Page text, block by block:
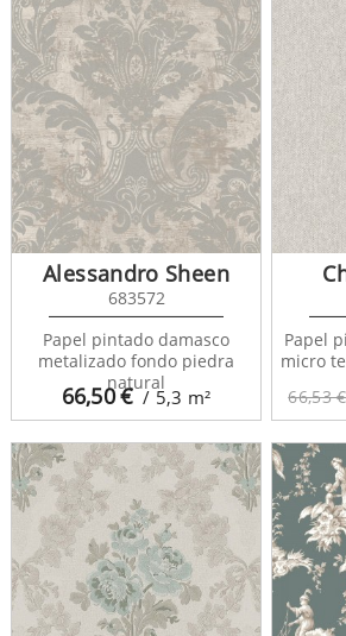
66,50€ / 5,3 m²
Alessandro Sheen
683572
Papel pintado damasco
metalizado fondo piedra
natural
66,53 €
Papel
micro